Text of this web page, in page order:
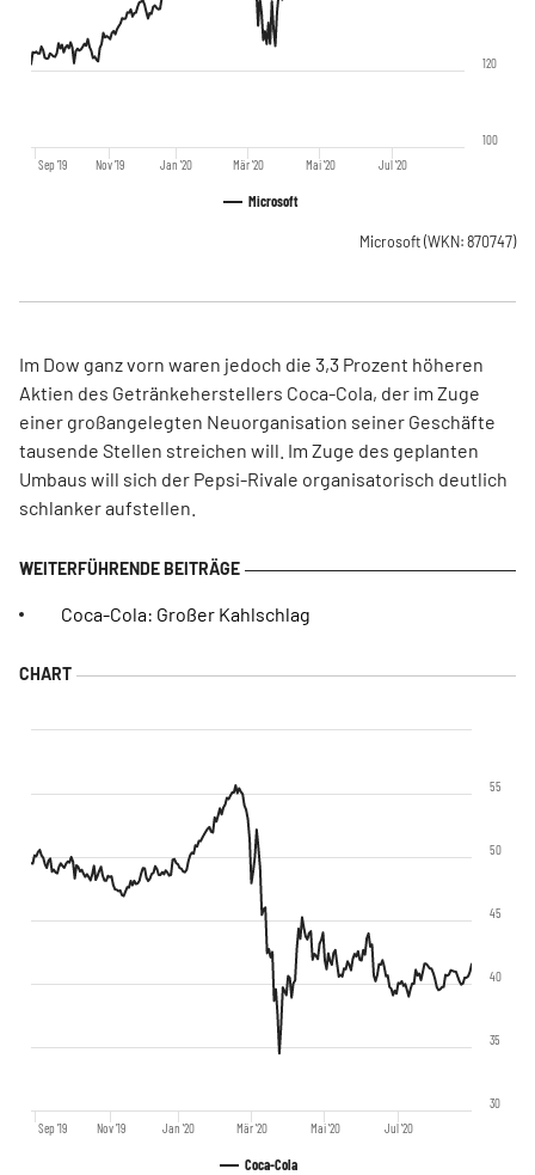
Microsoft
Sep '19 Nov '19 Jan '20 Mär '20 Mai '20 Jul '20
100
120
Microsoft (WKN: 870747)
Im Dow ganz vorn waren jedoch die 3,3 Prozent höheren
Aktien des Getränkeherstellers Coca-Cola, der im Zuge
einer großangelegten Neuorganisation seiner Geschäfte
tausende Stellen streichen will. Im Zuge des geplanten
Umbaus will sich der Pepsi-Rivale organisatorisch deutlich
schlanker aufstellen.
Coca-Cola: Großer Kahlschlag
Coca-Cola
Sep '19 Nov '19 Jan '20 Mär '20 Mai '20 Jul '20
30
35
40
45
50
55